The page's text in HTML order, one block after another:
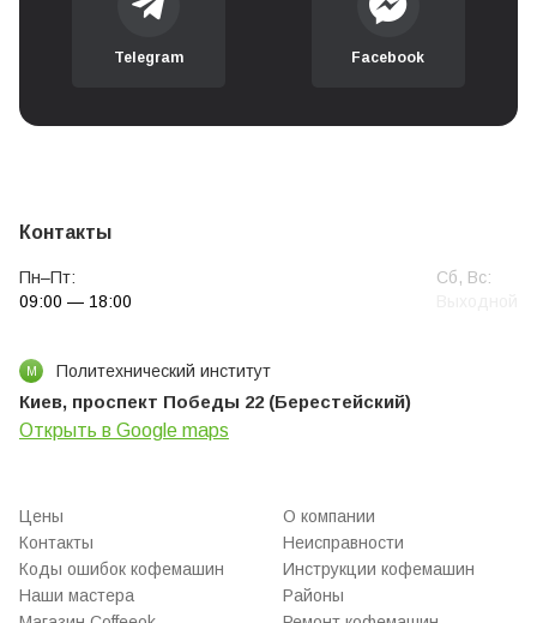
Telegram Facebook
Контакты
Пн–Пт:
09:00 — 18:00
Сб, Вс:
М Политехнический институт
Киев, проспект Победы 22 (Берестейский)
Открыть в Google maps
Цены
О компании
Контакты
Неисправности
Коды ошибок кофемашин
Инструкции кофемашин
Наши мастера
Районы